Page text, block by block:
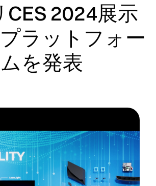
CES 2024展示
ラットフォー
ムを発表